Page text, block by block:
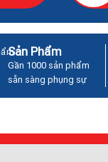
Sản Phẩm
Gần 1000 sản phẩm
sẵn sàng phụng sự